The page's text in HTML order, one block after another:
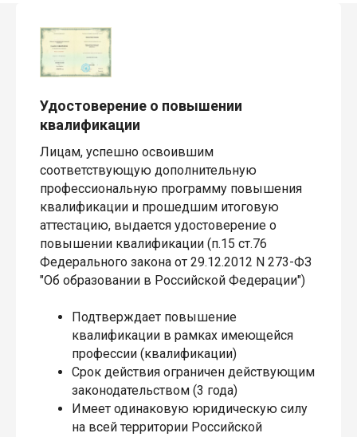
Удостоверение о повышении
квалификации
Лицам, успешно освоившим
соответствующую дополнительную
профессиональную программу повышения
квалификации и прошедшим итоговую
аттестацию, выдается удостоверение о
повышении квалификации (п.15 ст.76
Федерального закона от 29.12.2012 N 273-ФЗ
"Об образовании в Российской Федерации")
Подтверждает повышение
квалификации в рамках имеющейся
профессии (квалификации)
Срок действия ограничен действующим
законодательством (3 года)
Имеет одинаковую юридическую силу
на всей территории Российской